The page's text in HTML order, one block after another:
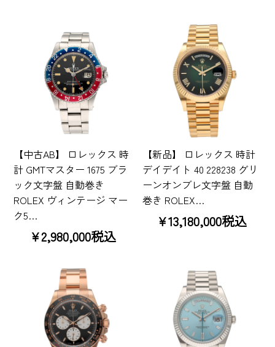
【中古AB】 ロレックス 時
計 GMTマスター 1675 ブラ
ック文字盤 自動巻き
ROLEX ヴィンテージ マー
ク5…
¥2,980,000税込
【新品】 ロレックス 時計
デイデイト 40 228238 グリ
ーンオンブレ文字盤 自動
巻き ROLEX…
¥13,180,000税込